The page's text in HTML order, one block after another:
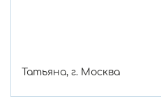
Татьяна, г. Москва